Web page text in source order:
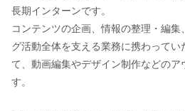
長期インターンです。
コンテンツの企画、情報の整理・編
グ活動全体を支える業務に携わってい
て、動画編集やデザイン制作などのア
す。